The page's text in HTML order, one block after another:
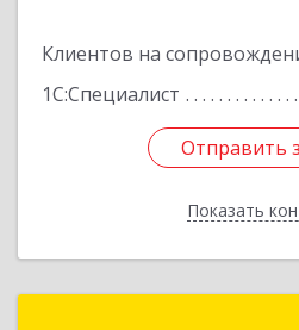
Клиентов на
1С:Специалист
Отправить
Показать
Отправить
Назад